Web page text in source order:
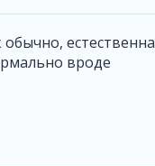
вроде